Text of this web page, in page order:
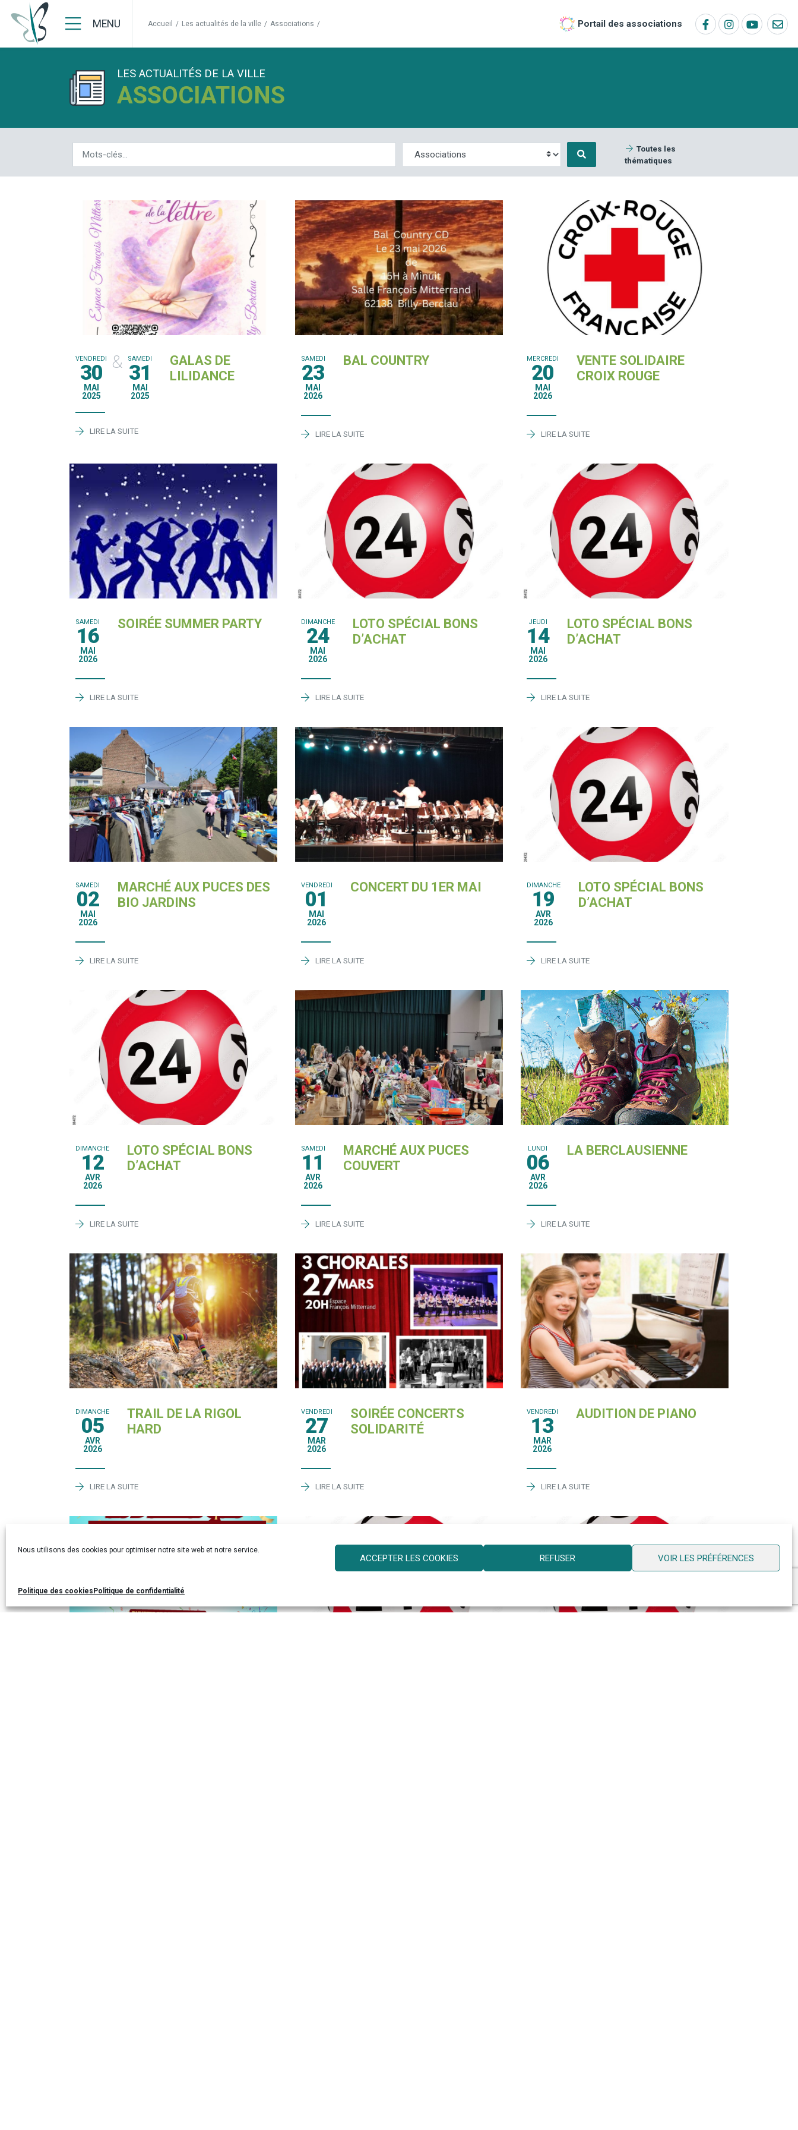
Nous utilisons des cookies pour optimiser notre site web et notre service.
ACCEPTER LES COOKIES REFUSER VOIR LES PRÉFÉRENCES
Politique des cookies Politique de confidentialité
MENU Accueil / Les actualités de la ville / Associations / Portail des associations
LES ACTUALITÉS DE LA VILLE
ASSOCIATIONS
Toutes les
thématiques
VENDREDI
30
MAI
2025
& SAMEDI
31
MAI
2025
GALAS DE
LILIDANCE
LIRE LA SUITE
SAMEDI
23
MAI
2026
BAL COUNTRY
LIRE LA SUITE
MERCREDI
20
MAI
2026
VENTE SOLIDAIRE
CROIX ROUGE
LIRE LA SUITE
SAMEDI
16
MAI
2026
SOIRÉE SUMMER PARTY
LIRE LA SUITE
DIMANCHE
24
MAI
2026
LOTO SPÉCIAL BONS
D’ACHAT
LIRE LA SUITE
JEUDI
14
MAI
2026
LOTO SPÉCIAL BONS
D’ACHAT
LIRE LA SUITE
SAMEDI
02
MAI
2026
MARCHÉ AUX PUCES DES
BIO JARDINS
LIRE LA SUITE
VENDREDI
01
MAI
2026
CONCERT DU 1ER MAI
LIRE LA SUITE
DIMANCHE
19
AVR
2026
LOTO SPÉCIAL BONS
D’ACHAT
LIRE LA SUITE
DIMANCHE
12
AVR
2026
LOTO SPÉCIAL BONS
D’ACHAT
LIRE LA SUITE
SAMEDI
11
AVR
2026
MARCHÉ AUX PUCES
COUVERT
LIRE LA SUITE
LUNDI
06
AVR
2026
LA BERCLAUSIENNE
LIRE LA SUITE
DIMANCHE
05
AVR
2026
TRAIL DE LA RIGOL
HARD
LIRE LA SUITE
VENDREDI
27
MAR
2026
SOIRÉE CONCERTS
SOLIDARITÉ
LIRE LA SUITE
VENDREDI
13
MAR
2026
AUDITION DE PIANO
LIRE LA SUITE